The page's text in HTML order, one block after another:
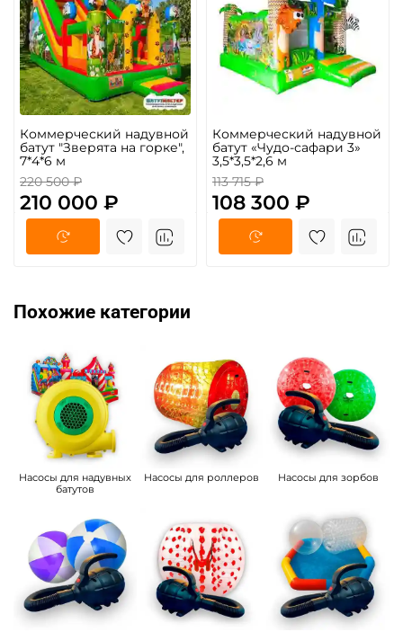
Коммерческий надувной
батут "Зверята на горке",
7*4*6 м
220 500 ₽
210 000 ₽
Коммерческий надувной
батут «Чудо-сафари 3»
3,5*3,5*2,6 м
113 715 ₽
108 300 ₽
Похожие категории
Насосы для надувных
батутов
Насосы для роллеров Насосы для зорбов